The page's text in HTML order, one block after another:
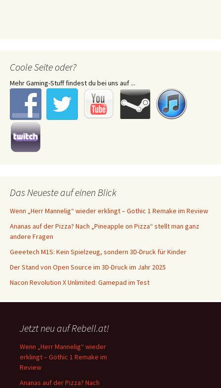
Coole Seite oder?
Mehr Gaming-Stuff findest du bei uns auf ...
Das Neueste auf einen Blick
Wenn „Herr Mannelig“ wieder erklingt – Gothic 1 Remake im Review
Ananas auf der Pizza? Nach „Pineapple on Pizza“ stellt man ganz
andere Fragen
Geeetech M1S: Kein Spielzeug, sondern 3D-Druck für Kinder
Der Stand von Open Source im 3D-Druck im Jahr 2025
Nacon Revolution X Unlimited: Gamepad im Test
Jetzt neu auf Rebell.at!
Wenn „Herr Mannelig“ wieder
erklingt – Gothic 1 Remake im
Review
Ananas auf der Pizza? Nach